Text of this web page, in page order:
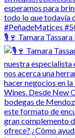
🎙️🍷 Tamara